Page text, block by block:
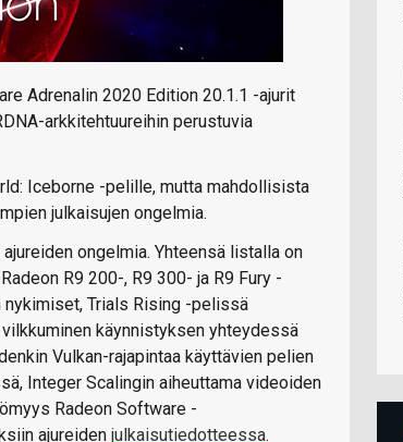
Adrenalin 2020 Edition 20.1.1 -ajurit
arkkitehtuureihin perustuvia
Iceborne -pelille, mutta mahdollisista
julkaisujen ongelmia.
ongelmia. Yhteensä listalla on
R9 200-, R9 300- ja R9 Fury -
nykimiset, Trials Rising -pelissä
käynnistyksen yhteydessä
Vulkan-rajapintaa käyttävien pelien
Integer Scalingin aiheuttama videoiden
Radeon Software -
ajureiden julkaisutiedotteessa.